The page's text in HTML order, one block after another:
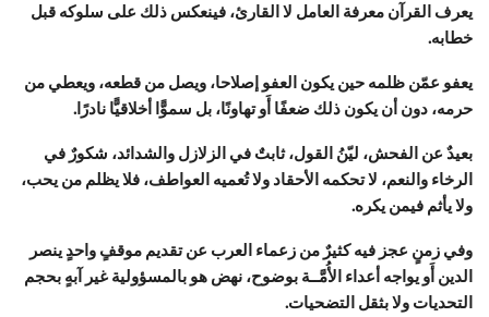
يعرف القرآن معرفة العامل لا القارئ، فينعكس ذلك على سلوكه قبل
خطابه.
يعفو عمّن ظلمه حين يكون العفو إصلاحا، ويصل من قطعه، ويعطي من
حرمه، دون أن يكون ذلك ضعفًا أَو تهاونًا، بل سموًّا أخلاقيًّا نادرًا.
بعيدٌ عن الفحش، ليّنُ القول، ثابتٌ في الزلازل والشدائد، شكورٌ في
الرخاء والنعم، لا تحكمه الأحقاد ولا تُعميه العواطف، فلا يظلم من يحب،
ولا يأثم فيمن يكره.
وفي زمنٍ عجز فيه كثيرٌ من زعماء العرب عن تقديم موقفٍ واحدٍ ينصر
الدين أَو يواجه أعداء الأُمَّــة بوضوح، نهض هو بالمسؤولية غير آبهٍ بحجم
التحديات ولا بثقل التضحيات.